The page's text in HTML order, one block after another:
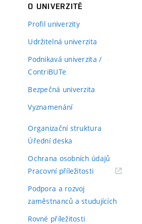
O UNIVERZITĚ
Profil univerzity
Udržitelná univerzita
Podnikavá univerzita /
ContriBUTe
Bezpečná univerzita
Vyznamenání
Organizační struktura
Úřední deska
Ochrana osobních údajů
Pracovní příležitosti(externí
Podpora a rozvoj
zaměstnanců a studujících
Rovné příležitosti